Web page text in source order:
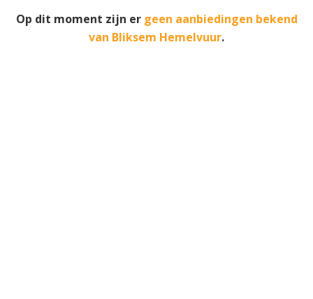
Op dit moment zijn er geen aanbiedingen bekend
van Bliksem Hemelvuur.